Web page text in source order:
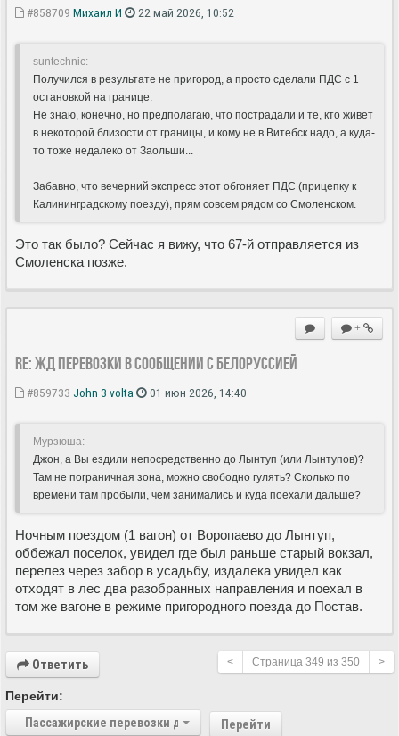
#858709 Михаил И 22 май 2026, 10:52
suntechnic:
Получился в результате не пригород, а просто сделали ПДС с 1
остановкой на границе.
Не знаю, конечно, но предполагаю, что пострадали и те, кто живет
в некоторой близости от границы, и кому не в Витебск надо, а куда-
то тоже недалеко от Заольши...
Забавно, что вечерний экспресс этот обгоняет ПДС (прицепку к
Калининградскому поезду), прям совсем рядом со Смоленском.
Это так было? Сейчас я вижу, что 67-й отправляется из
Смоленска позже.
+
Re: ЖД перевозки в сообщении с Белоруссией
#859733 John 3 volta 01 июн 2026, 14:40
Мурзюша:
Джон, а Вы ездили непосредственно до Лынтуп (или Лынтупов)?
Там не пограничная зона, можно свободно гулять? Сколько по
времени там пробыли, чем занимались и куда поехали дальше?
Ночным поездом (1 вагон) от Воропаево до Лынтуп,
оббежал поселок, увидел где был раньше старый вокзал,
перелез через забор в усадьбу, издалека увидел как
отходят в лес два разобранных направления и поехал в
том же вагоне в режиме пригородного поезда до Постав.
Ответить < Страница 349 из 350 >
Перейти:
Пассажирские перевозки дальнего следования
Перейти